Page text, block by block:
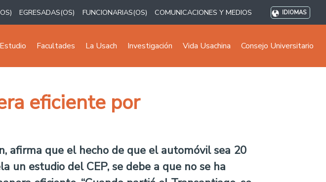
EGRESADAS(OS) FUNCIONARIAS(OS) COMUNICACIONES Y MEDIOS IDIOMAS
Facultades La Usach Investigación Vida Usachina Consejo Universitario
eficiente por
afirma que el hecho de que el automóvil sea 20
un estudio del CEP, se debe a que no se ha